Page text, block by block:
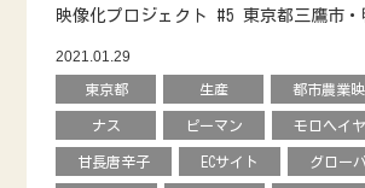
映像化プロジェクト #5 東京都三鷹市・
2021.01.29
東京都 生産 都市農業
ナス ピーマン モロヘイヤ
甘長唐辛子 ECサイト グロー